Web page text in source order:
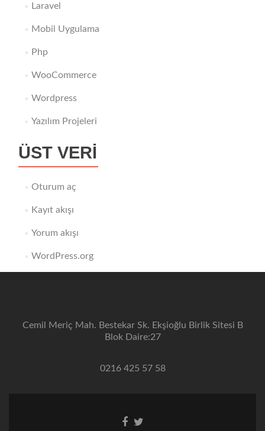
Laravel
Mobil Uygulama
Php
WooCommerce
Wordpress
Yazılım Projeleri
ÜST VERI
Oturum aç
Kayıt akışı
Yorum akışı
WordPress.org
Cemil Meriç Mah. Bestekar Sk. Ekşioğlu Birlik Sitesi B
Blok Daire:27
0216 425 57 58
Facebook
Twitter